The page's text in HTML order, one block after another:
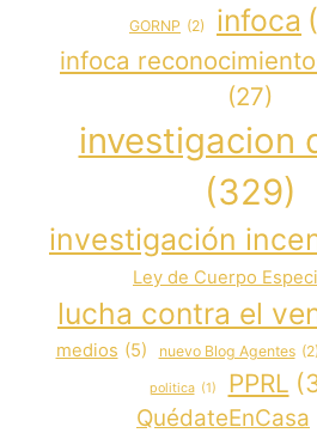
GORNP (2) infoca
infoca
(27)
investigacion
(329)
investigación
Ley de Cuerpo
lucha contra el
medios (5) nuevo Blog Agentes (2)
politica (1) PPRL
QuédateEnCasa